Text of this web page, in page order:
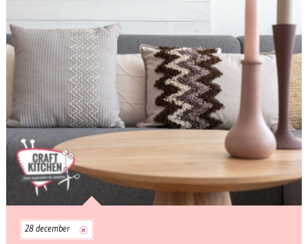
28 december